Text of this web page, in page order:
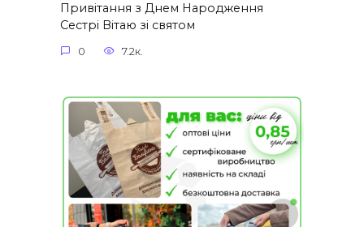
Привітання з Днем Народження
Сестрі Вітаю зі святом
0 7.2к.